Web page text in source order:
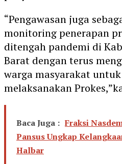
“Pengawasan juga
monitoring penerapan
ditengah pandemi di
Barat dengan terus
warga masyarakat
melaksanakan
Baca Juga : Fraksi
Pansus Ungkap
Halbar